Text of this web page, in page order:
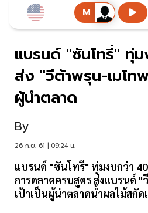
แบรนด์ "ซันโทรี่" ทุ่
ส่ง "วีต้าพรุน-เมโท
ผู้นำตลาด
By
26 ก.ย. 61 | 09:24 น.
แบรนด์ "ซันโทรี่" ทุ่มงบกว่า
การตลาดครบสูตร ส่งแบรนด์
เป้าเป็นผู้นำตลาดน้ำผลไม้สกั